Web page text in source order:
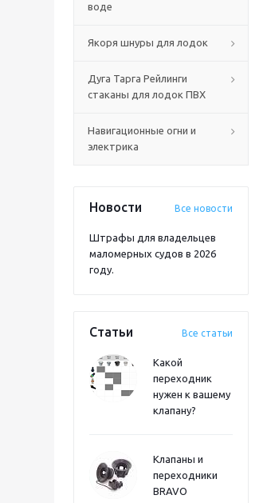
воде
Якоря шнуры для лодок
Дуга Тарга Рейлинги
стаканы для лодок ПВХ
Навигационные огни и
электрика
Новости Все новости
Штрафы для владельцев
маломерных судов в 2026
году.
Статьи Все статьи
Какой
переходник
нужен к вашему
клапану?
Клапаны и
переходники
BRAVO